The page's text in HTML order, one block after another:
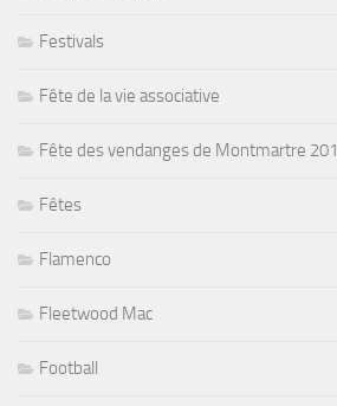
Festivals
Fête de la vie associative
Fête des vendanges de Montmartre
Fêtes
Flamenco
Fleetwood Mac
Football